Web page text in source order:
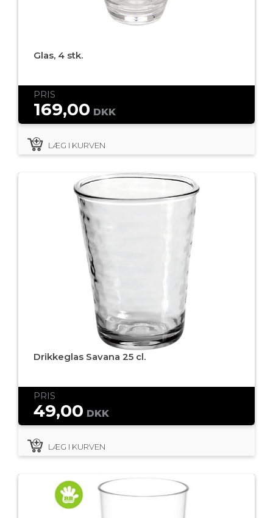
Glas, 4 stk.
PRIS
169,00 DKK
LÆG I KURVEN
Drikkeglas Savana 25 cl.
PRIS
49,00 DKK
LÆG I KURVEN